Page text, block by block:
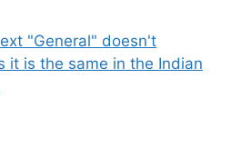
"General" doesn't
it is the same in the Indian